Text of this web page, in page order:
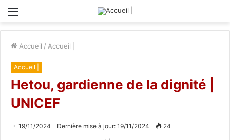
Menu
Accueil / Accueil |
Accueil |
Hetou, gardienne de la dignité |
UNICEF
19/11/2024 Dernière mise à jour: 19/11/2024 24